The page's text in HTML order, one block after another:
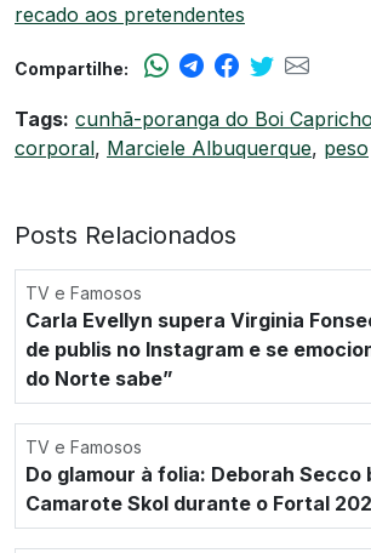
recado aos pretendentes
Compartilhe:
Tags: cunhã-poranga do Boi
corporal, Marciele Albuquerque, peso
Posts Relacionados
TV e Famosos
Carla Evellyn supera Virginia
de publis no Instagram e se
do Norte sabe”
TV e Famosos
Do glamour à folia: Deborah Secco
Camarote Skol durante o Fortal